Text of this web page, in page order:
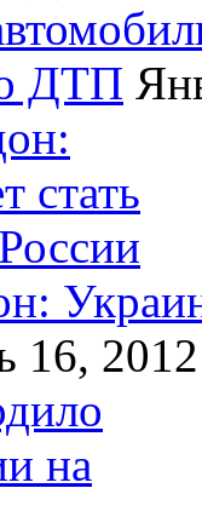
ДТП
16, 2012